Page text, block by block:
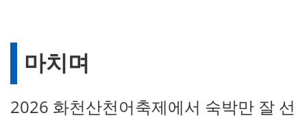
마치며
2026 화천산천어축제에서 숙박만 잘 선